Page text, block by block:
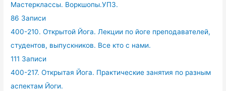
Мастерклассы. Воркшопы.УПЗ.
86 Записи
400-210. Открытой Йога. Лекции по йоге преподавателей,
студентов, выпускников. Все кто с нами.
111 Записи
400-217. Открытая Йога. Практические занятия по разным
аспектам Йоги.